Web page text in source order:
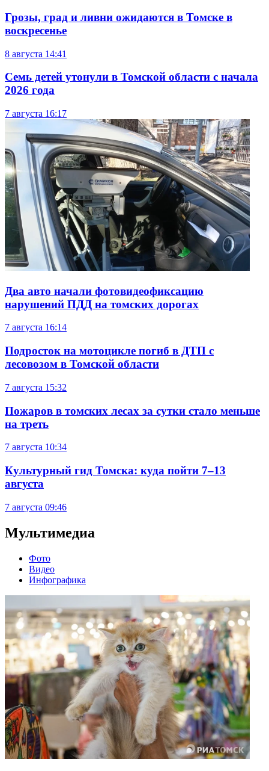
Грозы, град и ливни ожидаются в Томске в
воскресенье
8 августа 14:41
Семь детей утонули в Томской области с начала
2026 года
7 августа 16:17
Два авто начали фотовидеофиксацию
нарушений ПДД на томских дорогах
7 августа 16:14
Подросток на мотоцикле погиб в ДТП с
лесовозом в Томской области
7 августа 15:32
Пожаров в томских лесах за сутки стало меньше
на треть
7 августа 10:34
Культурный гид Томска: куда пойти 7–13
августа
7 августа 09:46
Мультимедиа
Фото
Видео
Инфографика